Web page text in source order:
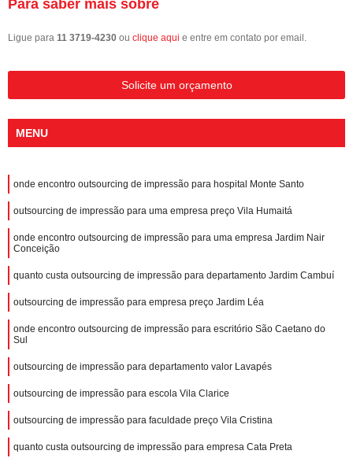
Para saber mais sobre
Ligue para 11 3719-4230 ou clique aqui e entre em contato por email.
Solicite um orçamento
MENU
onde encontro outsourcing de impressão para hospital Monte Santo
outsourcing de impressão para uma empresa preço Vila Humaitá
onde encontro outsourcing de impressão para uma empresa Jardim Nair
Conceição
quanto custa outsourcing de impressão para departamento Jardim Cambuí
outsourcing de impressão para empresa preço Jardim Léa
onde encontro outsourcing de impressão para escritório São Caetano do
Sul
outsourcing de impressão para departamento valor Lavapés
outsourcing de impressão para escola Vila Clarice
outsourcing de impressão para faculdade preço Vila Cristina
quanto custa outsourcing de impressão para empresa Cata Preta